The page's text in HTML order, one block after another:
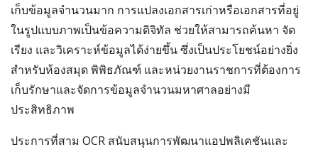
เก็บข้อมูลจำนวนมาก การแปลงเอกสารเก่าหรือเอกสารที่อยู่
ในรูปแบบภาพเป็นข้อความดิจิทัล ช่วยให้สามารถค้นหา จัด
เรียง และวิเคราะห์ข้อมูลได้ง่ายขึ้น ซึ่งเป็นประโยชน์อย่างยิ่ง
สำหรับห้องสมุด พิพิธภัณฑ์ และหน่วยงานราชการที่ต้องการ
เก็บรักษาและจัดการข้อมูลจำนวนมหาศาลอย่างมี
ประสิทธิภาพ
ประการที่สาม OCR สนับสนุนการพัฒนาแอปพลิเคชันและ